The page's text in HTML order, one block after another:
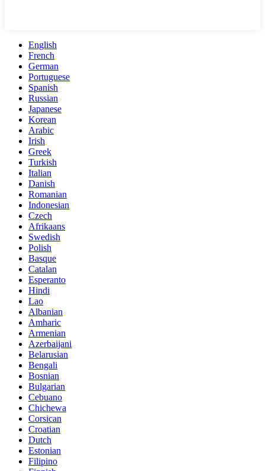
English
French
German
Portuguese
Spanish
Russian
Japanese
Korean
Arabic
Irish
Greek
Turkish
Italian
Danish
Romanian
Indonesian
Czech
Afrikaans
Swedish
Polish
Basque
Catalan
Esperanto
Hindi
Lao
Albanian
Amharic
Armenian
Azerbaijani
Belarusian
Bengali
Bosnian
Bulgarian
Cebuano
Chichewa
Corsican
Croatian
Dutch
Estonian
Filipino